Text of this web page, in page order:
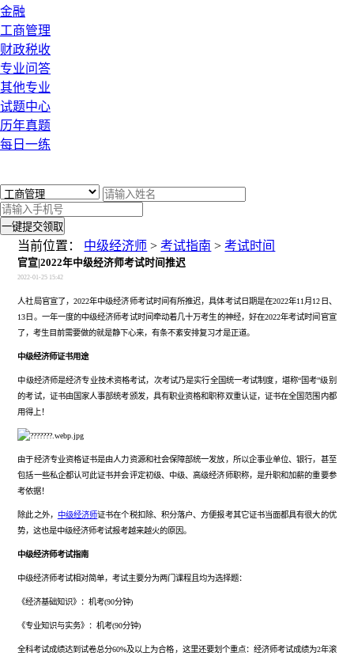
金融
工商管理
财政税收
专业问答
其他专业
试题中心
历年真题
每日一练
一键提交领取
当前位置： 中级经济师 >考试指南 >考试时间
官宣|2022年中级经济师考试时间推迟
2022-01-25 15:42
人社局官宣了，2022年中级经济师考试时间有所推迟，具体考试日期是在2022年11月12日、
13日。一年一度的中级经济师考试时间牵动着几十万考生的神经，好在2022年考试时间官宣
了，考生目前需要做的就是静下心来，有条不紊安排复习才是正道。
中级经济师证书用途
中级经济师是经济专业技术资格考试，次考试乃是实行全国统一考试制度， 堪称“国考”级别
的考试， 证书由国家人事部统考颁发，具有职业资格和职称双重认证， 证书在全国范围内都
用得上！
由于经济专业资格证书是由人力资源和社会保障部统一发放，所以企事业单位、银行，甚至
包括一些私企都认可此证书并会评定初级、中级、高级经济师职称，是升职和加薪的重要参
考依据！
除此之外， 中级经济师证书在个税扣除、积分落户、方便报考其它证书当面都具有很大的优
势，这也是中级经济师考试报考越来越火的原因。
中级经济师考试指南
中级经济师考试相对简单，考试主要分为两门课程且均为选择题：
《经济基础知识》：机考(90分钟)
《专业知识与实务》：机考(90分钟)
全科考试成绩达到试卷总分60%及以上为合格，这里还要划个重点：经济师考试成绩为2年滚